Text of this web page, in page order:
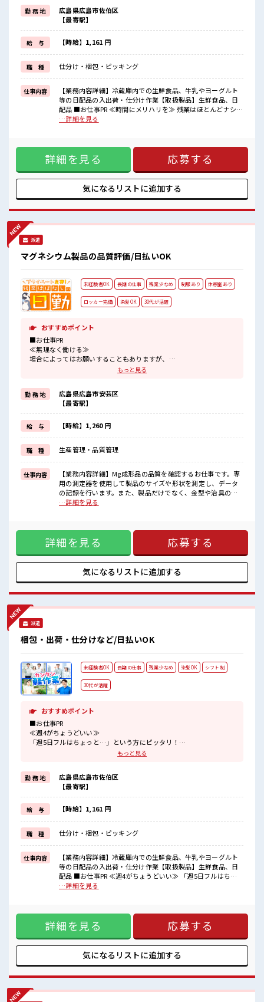
明るすぎたり奇抜でなければ基本的に自由！
(規定有)≪未経験の方も大カンゲイ≫
新しいことにチャレンジするのは不安だけど、
しっかり働く環境が整っています！
イチからスキルUP・ステップUP目指していきましょう！
≪収入アップを目指せる≫
高時給だらけの派遣のお仕事です！
■職場の雰囲気
明るすぎたり奇抜過ぎなければヘアカラーOK！
しっかり休める休憩室あり！
オンオフの切替もできちゃう！
残業はほとんどありません！
勤 務 地
広島県広島市佐伯区
【最寄駅】
給 与 【時給】1,161 円
職 種 仕分け・梱包・ピッキング
仕事内容
【業務内容詳細】冷蔵庫内での生鮮食品、牛乳やヨーグルト
等の日配品の入出荷・仕分け作業【取扱製品】生鮮食品、日
配品 ■お仕事PR ≪時間にメリハリを≫ 残業はほとんどナシ！
場合によってはお願いすることもあります♪ ≪髪色自由で自
ジするのは不安だけど、 しっかり働く環境が整っています！
イチからスキルUP・ステップUP目指していきましょう！ ≪
収入アップを目指せる≫ 高時給だらけの派遣のお仕事です！
■職場の雰囲気 明るすぎたり奇抜過ぎなければヘアカラー
OK！ しっかり休める休憩室あり！ オンオフの切替もできち
ゃう！ 残業はほとんどありません！
…詳細を見る
詳細を見る 応募する
気になるリストに追加する
派遣
マグネシウム製品の品質評価/日払いOK
未経験者OK 長期の仕事 残業少なめ 制服あり 休憩室あり
ロッカー完備 染髪OK 30代が活躍
おすすめポイント
■お仕事PR
≪無理なく働ける≫
場合によってはお願いすることもありますが、
派手過ぎなければ髪型や髪色自由♪
(規定有)制服があると毎日の服選びに悩まずOK♪
≪初めての仕事だけど自分にもできそう≫
新しいことにチャレンジするのは不安だけど、
しっかり働く環境が整っています！
イチからスキルUP・ステップUP目指していきましょう！
≪自分に向いている仕事が探せる≫
困った事などがあれば、
担当がしっかりサポートします！
■職場の雰囲気
派手すぎなければ多少のヘアカラーもOKなのはウレシイPoint☆
休憩室完備でランチや休憩も充実しそう♪
もっと見る
勤 務 地
広島県広島市安芸区
【最寄駅】
給 与 【時給】1,260 円
職 種 生産管理・品質管理
仕事内容
【業務内容詳細】Mg成形品の品質を確認するお仕事です。専
用の測定器を使用して製品のサイズや形状を測定し、データ
の記録を行います。また、製品だけでなく、金型や治具の測
定も担当していただきます。使用する測定器(ノギス・3次元
マグネシウム製品 ■お仕事PR ≪無理なく働ける≫ 場合によっ
てはお願いすることもありますが、 残業はほとんどナシ！ ≪
モチベーションもUP≫ 派手過ぎなければ髪型や髪色自由♪
(規定有)制服があると毎日の服選びに悩まずOK♪ ≪初めての
仕事だけど自分にもできそう≫ 新しいことにチャレンジする
のは不安だけど、 しっかり働く環境が整っています！ イチか
向いている仕事が探せる≫ 困った事などがあれば、 担当がし
っかりサポートします！ ■職場の雰囲気 派手すぎなければ多
☆ ロッカー付き職場♪
…詳細を見る
詳細を見る 応募する
気になるリストに追加する
派遣
梱包・出荷・仕分けなど/日払いOK
未経験者OK 長期の仕事 残業少なめ 染髪OK シフト制
30代が活躍
おすすめポイント
■お仕事PR
≪週4がちょうどいい≫
「週5日フルはちょっと…」という方にピッタリ！
場合によってはお願いすることもあります♪
≪髪型自由≫
基本的に髪色自由で明るすぎたり奇抜でなければOKです！
(規定有)≪未経験の方も大カンゲイ≫
新しいことにチャレンジするのは不安だけど、
しっかり働く環境が整っています！
イチからスキルUP・ステップUP目指していきましょう！
≪収入アップを目指せる≫
高時給だらけの派遣のお仕事です！
■職場の雰囲気
明るすぎたり奇抜過ぎなければヘアカラーOK！
残業はほとんどなし！
もっと見る
勤 務 地
広島県広島市佐伯区
【最寄駅】
給 与 【時給】1,161 円
職 種 仕分け・梱包・ピッキング
仕事内容
【業務内容詳細】冷蔵庫内での生鮮食品、牛乳やヨーグルト
等の日配品の入出荷・仕分け作業【取扱製品】生鮮食品、日
配品 ■お仕事PR ≪週4がちょうどいい≫ 「週5日フルはちょ
っと…」という方にピッタリ！ ≪時間にメリハリを≫ 残業は
ばOKです！ (規定有)≪未経験の方も大カンゲイ≫ 新しいこと
にチャレンジするのは不安だけど、 しっかり働く環境が整っ
ています！ イチからスキルUP・ステップUP目指していきま
しょう！ ≪収入アップを目指せる≫ 高時給だらけの派遣のお
仕事です！ ■職場の雰囲気 明るすぎたり奇抜過ぎなければヘ
アカラーOK！ 残業はほとんどなし！ プライベートも謳歌で
…詳細を見る
詳細を見る 応募する
気になるリストに追加する